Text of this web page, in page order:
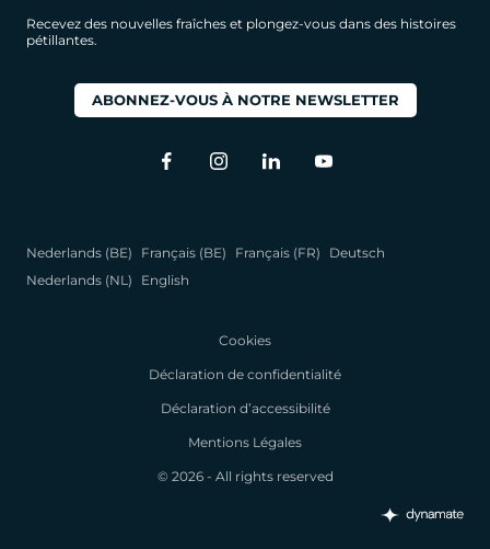
Recevez des nouvelles fraîches et plongez-vous dans des histoires
pétillantes.
ABONNEZ-VOUS À NOTRE NEWSLETTER
Nederlands (BE) Français (BE) Français (FR)
Deutsch
Nederlands (NL)
English
Cookies
Déclaration de confidentialité
Déclaration d’accessibilité
Mentions Légales
© 2026 - All rights reserved